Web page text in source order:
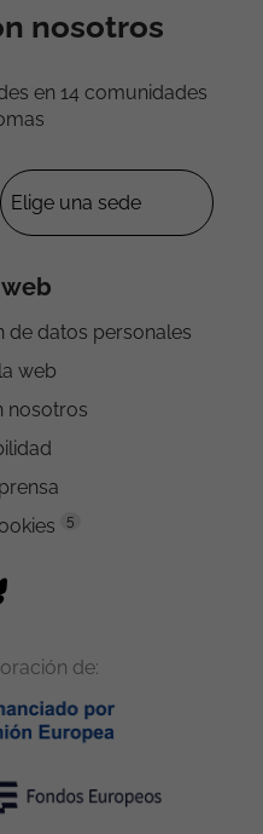
nosotros
en 14 comunidades
de datos personales
web
nosotros
5
de: